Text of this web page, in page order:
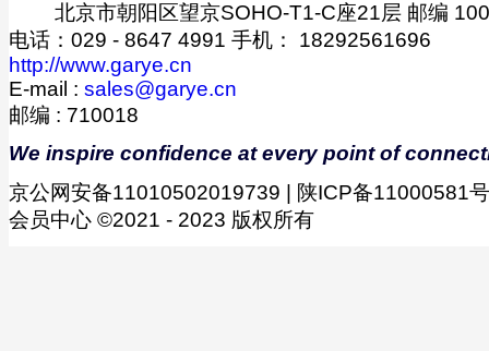
北京市朝阳区望京SOHO-T1-C座21层 邮编
电话：029 - 8647 4991 手机： 18292561696
http://www.garye.cn
E-mail : sales@garye.cn
邮编 : 710018
We inspire confidence at every point of
京公网安备11010502019739 | 陕ICP备11000581
会员中心 ©2021 - 2023 版权所有